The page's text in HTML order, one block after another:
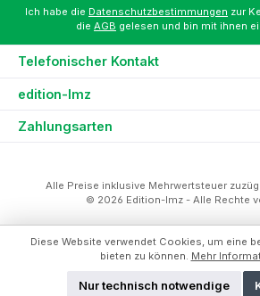
Ich habe die Datenschutzbestimmungen zur
die AGB gelesen und bin mit ihnen
Telefonischer Kontakt
edition-lmz
Zahlungsarten
Alle Preise inklusive Mehrwertsteuer
© 2026 Edition-lmz - Alle Rechte
Diese Website verwendet Cookies, um eine
bieten zu können. Mehr
Nur technisch notwendige